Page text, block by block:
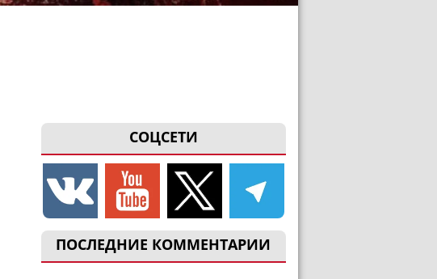
СОЦСЕТИ
ПОСЛЕДНИЕ КОММЕНТАРИИ